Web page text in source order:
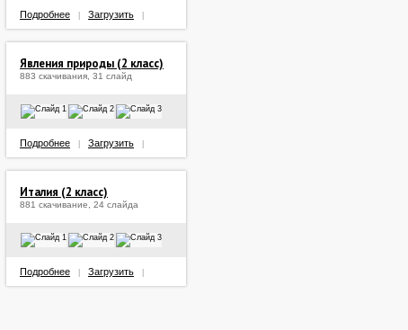
Подробнее Загрузить
Явления природы (2 класс)
883 скачивания, 31 слайд
Подробнее Загрузить
Италия (2 класс)
881 скачивание, 24 слайда
Подробнее Загрузить